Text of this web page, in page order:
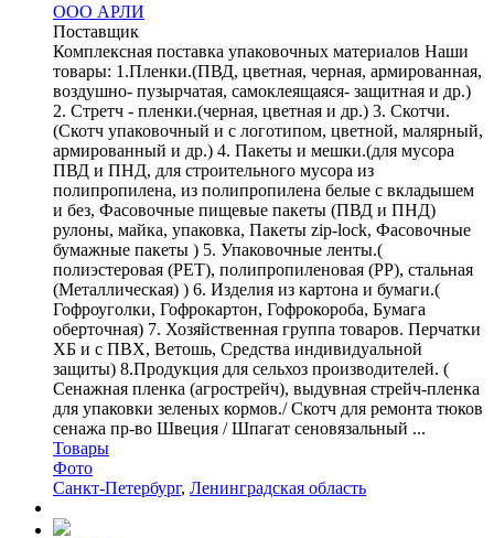
ООО АРЛИ
Поставщик
Комплексная поставка упаковочных материалов Наши
товары: 1.Пленки.(ПВД, цветная, черная, армированная,
воздушно- пузырчатая, самоклеящаяся- защитная и др.)
2. Стретч - пленки.(черная, цветная и др.) 3. Скотчи.
(Скотч упаковочный и с логотипом, цветной, малярный,
армированный и др.) 4. Пакеты и мешки.(для мусора
ПВД и ПНД, для строительного мусора из
полипропилена, из полипропилена белые с вкладышем
и без, Фасовочные пищевые пакеты (ПВД и ПНД)
рулоны, майка, упаковка, Пакеты zip-lock, Фасовочные
бумажные пакеты ) 5. Упаковочные ленты.(
полиэстеровая (PET), полипропиленовая (PP), стальная
(Металлическая) ) 6. Изделия из картона и бумаги.(
Гофроуголки, Гофрокартон, Гофрокороба, Бумага
оберточная) 7. Хозяйственная группа товаров. Перчатки
ХБ и с ПВХ, Ветошь, Средства индивидуальной
защиты) 8.Продукция для сельхоз производителей. (
Сенажная пленка (агрострейч), выдувная стрейч-пленка
для упаковки зеленых кормов./ Cкотч для ремонта тюков
сенажа пр-во Швеция / Шпагат сеновязальный ...
Товары
Фото
Санкт-Петербург, Ленинградская область